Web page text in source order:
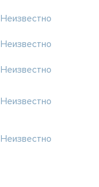
Неизвестно
Неизвестно
Неизвестно
Неизвестно
Неизвестно